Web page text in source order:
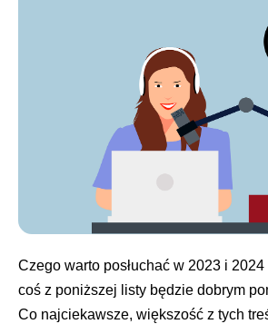
Czego warto posłuchać w 2023 i
coś z poniższej listy będzie dobrym
Co najciekawsze, większość z tych